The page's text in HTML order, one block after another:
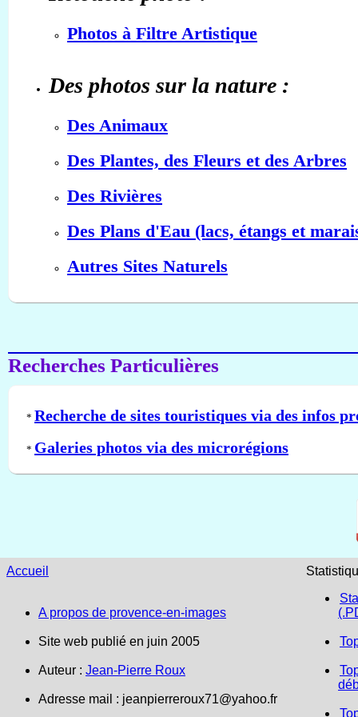
Photos à Filtre Artistique
Des photos sur la nature :
Des Animaux
Des Plantes, des Fleurs et des Arbres
Des Rivières
Des Plans d'Eau (lacs, étangs et
Autres Sites Naturels
Recherches Particulières
* Recherche de sites touristiques via des infos
* Galeries photos via des microrégions
Accueil
A propos de provence-en-images
Site web publié en juin 2005
Auteur : Jean-Pierre Roux
Adresse mail : jeanpierreroux71@yahoo.fr